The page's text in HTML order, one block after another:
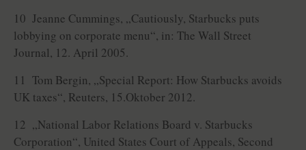
10 Jeanne Cummings, „Cautiously, Starbucks puts
lobbying on corporate menu“, in: The Wall Street
Journal, 12. April 2005.
11 Tom Bergin, „Special Report: How Starbucks avoids
UK taxes“, Reuters, 15.Oktober 2012.
12 „National Labor Relations Board v. Starbucks
Corporation“, United States Court of Appeals, Second